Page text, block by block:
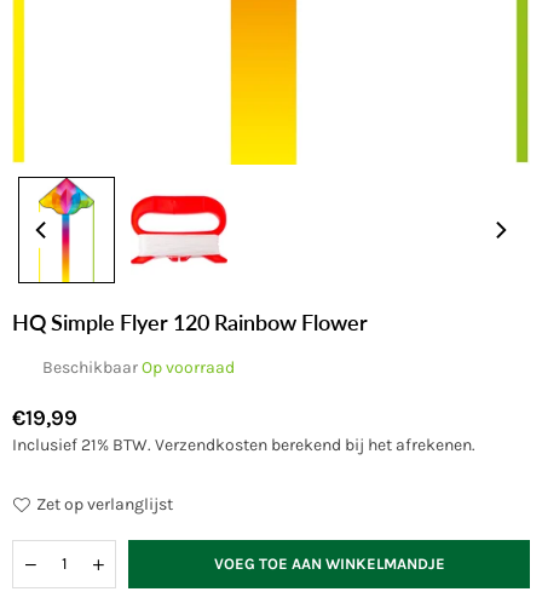
HQ Simple Flyer 120 Rainbow Flower
BeschikbaarOp voorraad
Normale
prijs
€19,99
Inclusief 21% BTW. Verzendkosten berekend bij het afrekenen.
Zet op verlanglijst
VOEG TOE AAN WINKELMANDJE